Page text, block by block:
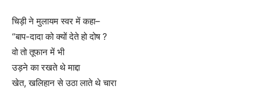
चिड़ी ने मुलायम स्वर में कहा–
“बाप-दादा को क्यों देते हो दोष ?
वो तो तूफान में भी
उड़ने का रखते थे माद्दा
खेत, खलिहान से उठा लाते थे चारा